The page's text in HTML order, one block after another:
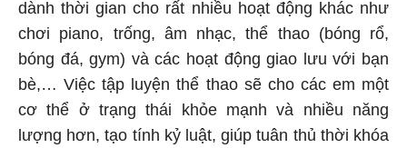
dành thời gian cho rất nhiều hoạt động khác như
chơi piano, trống, âm nhạc, thể thao (bóng rổ,
bóng đá, gym) và các hoạt động giao lưu với bạn
bè,… Việc tập luyện thể thao sẽ cho các em một
cơ thể ở trạng thái khỏe mạnh và nhiều năng
lượng hơn, tạo tính kỷ luật, giúp tuân thủ thời khóa